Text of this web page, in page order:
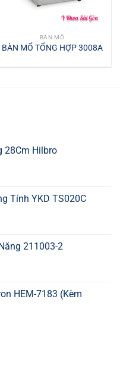
BÀN MỔ
BÀN MỔ TỔNG HỢP 3008A
28Cm Hilbro
Tính YKD TS020C
211003-2
HEM-7183 (Kèm